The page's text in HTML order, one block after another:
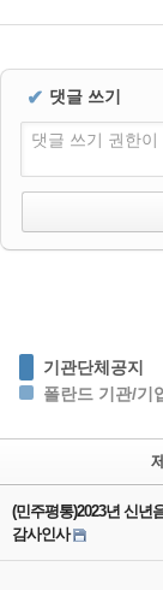
✔ 댓글 쓰기
댓글 쓰기 권한
기관단체공지
폴란드 기관/기
(민주평통)2023년 신년
감사인사